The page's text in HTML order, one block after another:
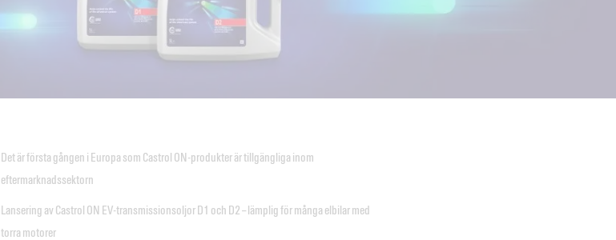
Det är första gången i Europa som Castrol ON-produkter är tillgängliga inom
eftermarknadssektorn
Lansering av Castrol ON EV-transmissionsoljor D1 och D2 – lämplig för många elbilar med
torra motorer